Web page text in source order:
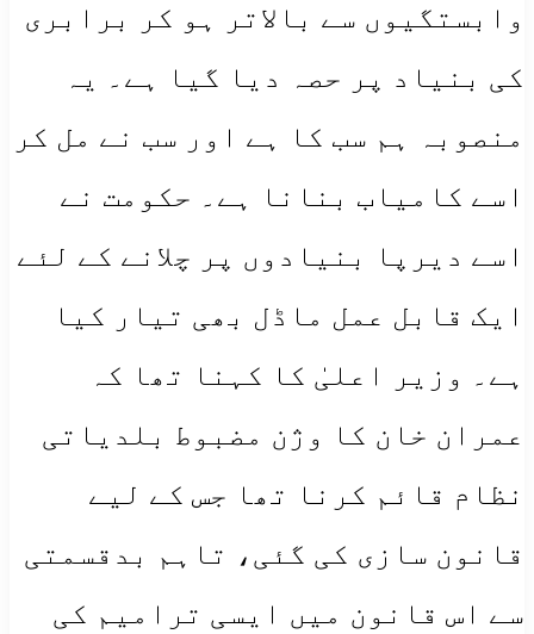
وابستگیوں سے بالاتر ہو کر برابری
کی بنیاد پر حصہ دیا گیا ہے۔ یہ
منصوبہ ہم سب کا ہے اور سب نے مل کر
اسے کامیاب بنانا ہے۔ حکومت نے
اسے دیرپا بنیادوں پر چلانے کے لئے
ایک قابل عمل ماڈل بھی تیار کیا
ہے۔ وزیر اعلیٰ کا کہنا تھا کہ
عمران خان کا وژن مضبوط بلدیاتی
نظام قائم کرنا تھا جس کے لیے
قانون سازی کی گئی، تاہم بدقسمتی
سے اس قانون میں ایسی ترامیم کی